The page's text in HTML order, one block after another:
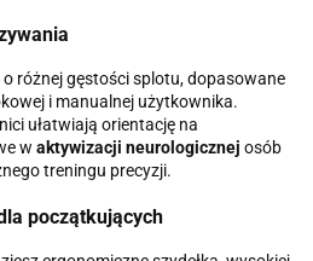
różnej gęstości splotu, dopasowane
i manualnej użytkownika.
ułatwiają orientację na
w aktywizacji neurologicznej osób
treningu precyzji.
początkujących